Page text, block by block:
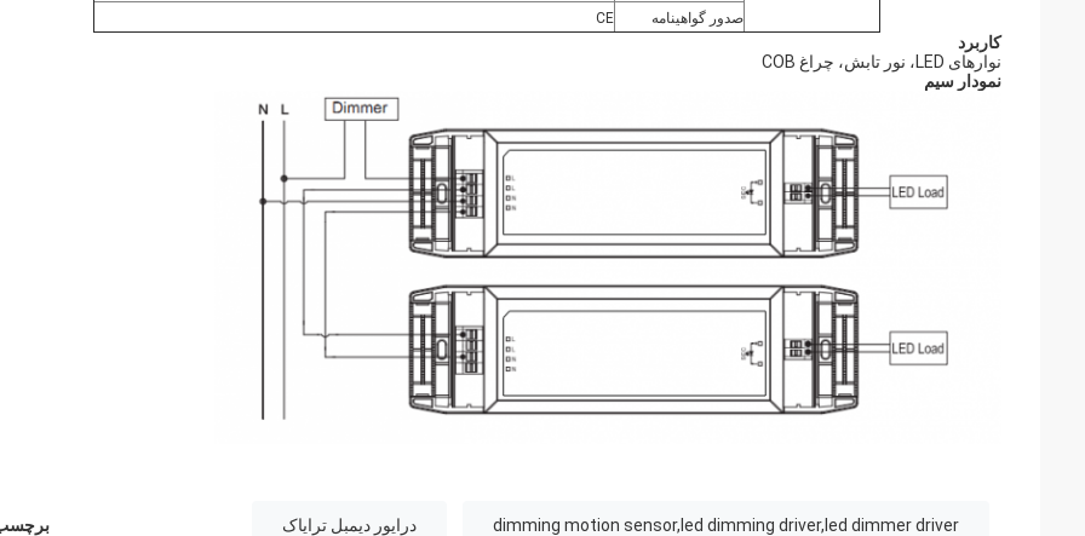
صدور گواهینامه CE
کاربرد
نوارهای LED، نور تابش، چراغ COB
نمودار سیم
dimming motion sensor,led dimming driver,led dimmer driver درایور دیمبل ترایاک